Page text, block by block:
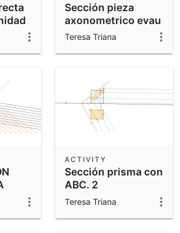
Sección pieza
axonometrico evau
Teresa Triana
Sección prisma con
ABC. 2
ACTIVITY
Teresa Triana